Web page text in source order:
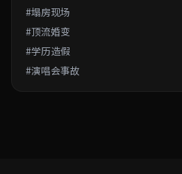
#塌房现场
#顶流婚变
#学历造假
#演唱会事故